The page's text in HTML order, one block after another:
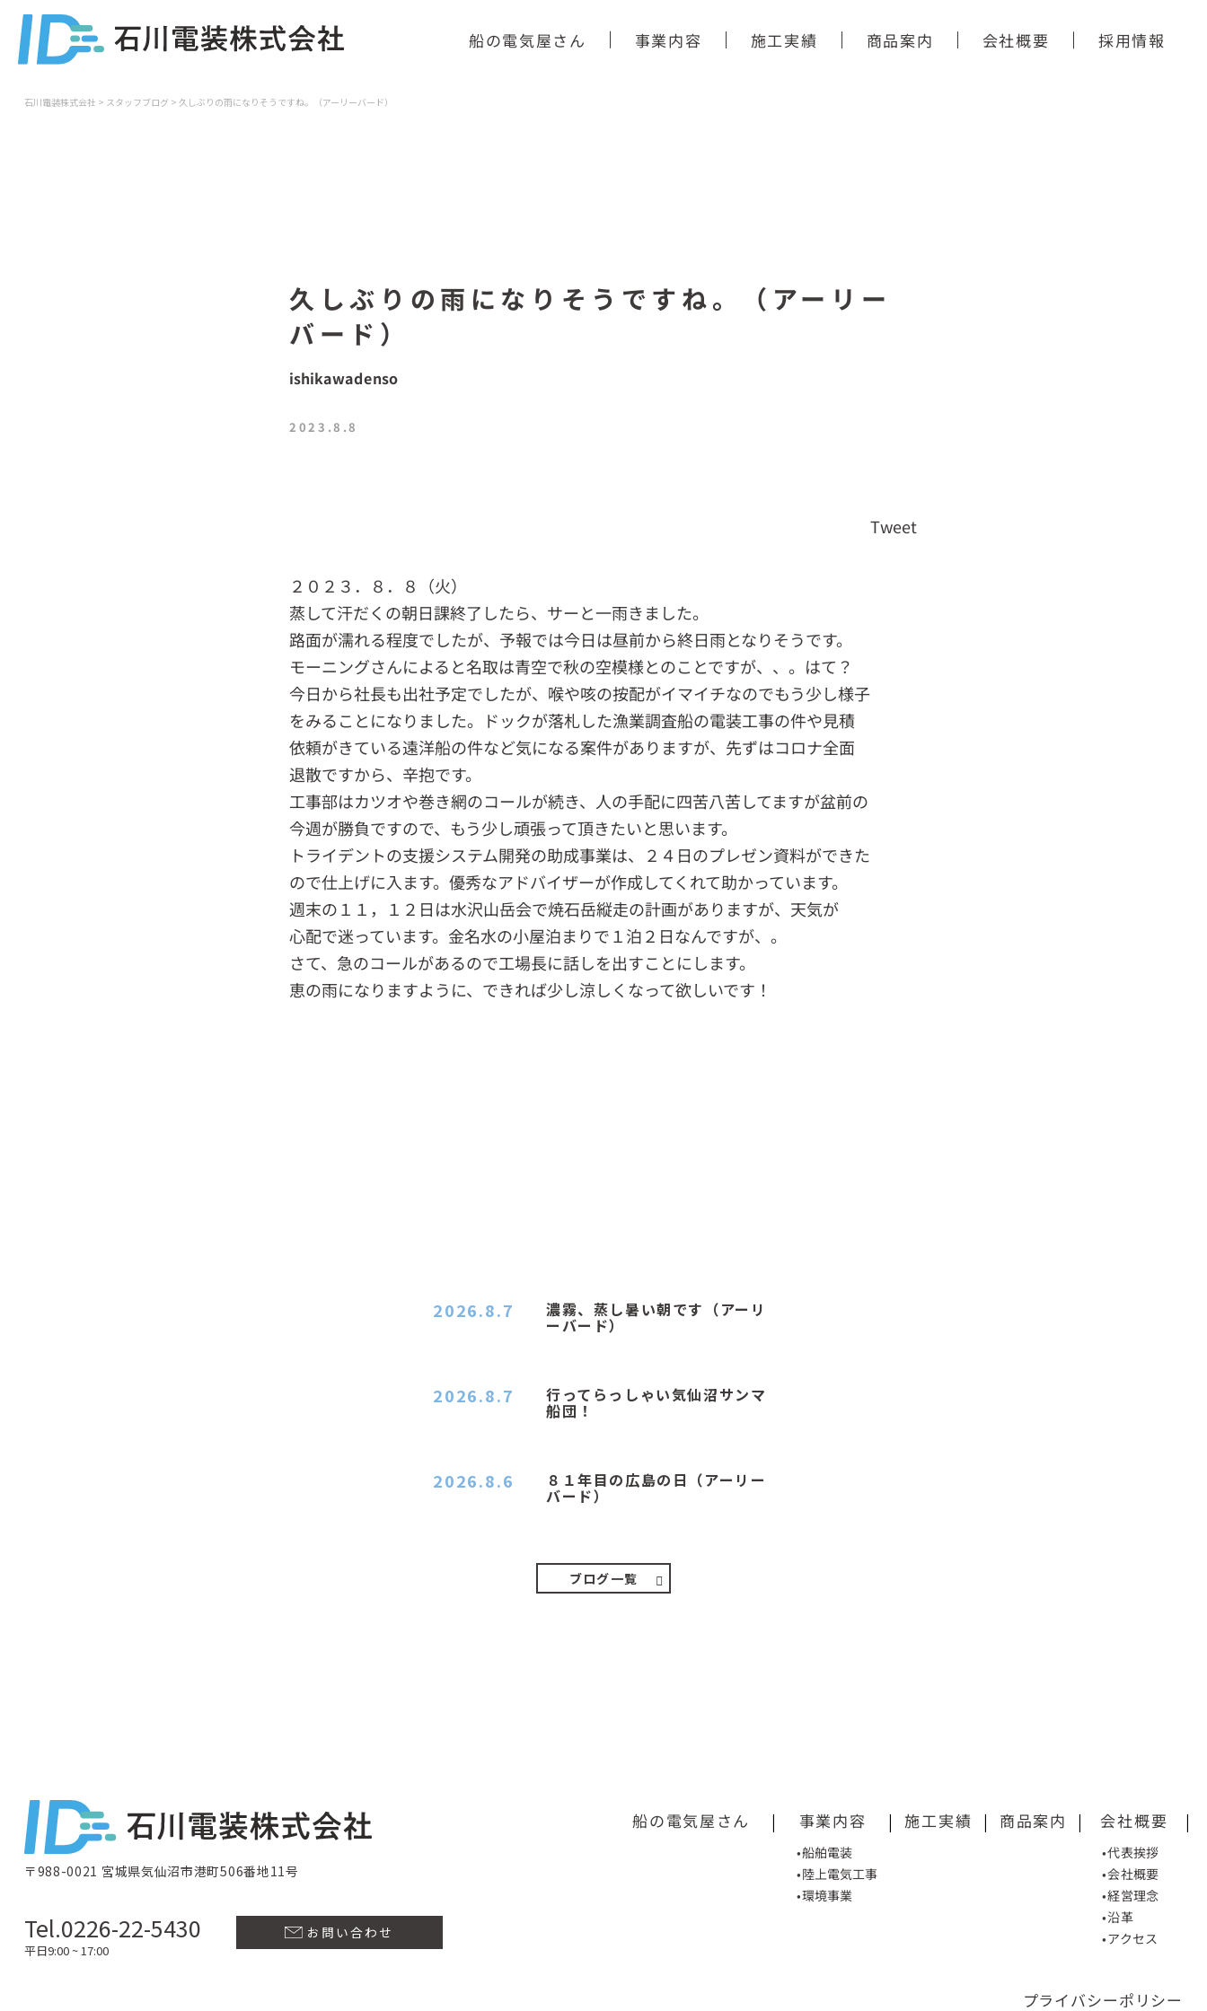
船の電気屋さん 事業内容 施工実績 商品案内 会社概要 採用情報
石川電装株式会社 > スタッフブログ > 久しぶりの雨になりそうですね。（アーリーバード）
久しぶりの雨になりそうですね。（アーリー
バード）
ishikawadenso
2023.8.8
Tweet
２０２３．８．８（火）
蒸して汗だくの朝日課終了したら、サーと一雨きました。
路面が濡れる程度でしたが、予報では今日は昼前から終日雨となりそうです。
モーニングさんによると名取は青空で秋の空模様とのことですが、、。はて？
今日から社長も出社予定でしたが、喉や咳の按配がイマイチなのでもう少し様子
をみることになりました。ドックが落札した漁業調査船の電装工事の件や見積
依頼がきている遠洋船の件など気になる案件がありますが、先ずはコロナ全面
退散ですから、辛抱です。
工事部はカツオや巻き網のコールが続き、人の手配に四苦八苦してますが盆前の
今週が勝負ですので、もう少し頑張って頂きたいと思います。
トライデントの支援システム開発の助成事業は、２４日のプレゼン資料ができた
ので仕上げに入ます。優秀なアドバイザーが作成してくれて助かっています。
週末の１１，１２日は水沢山岳会で焼石岳縦走の計画がありますが、天気が
心配で迷っています。金名水の小屋泊まりで１泊２日なんですが、。
さて、急のコールがあるので工場長に話しを出すことにします。
恵の雨になりますように、できれば少し涼しくなって欲しいです！
濃霧、蒸し暑い朝です（アーリ
ーバード）
2026.8.7
行ってらっしゃい気仙沼サンマ
船団！
2026.8.7
８１年目の広島の日（アーリー
バード）
2026.8.6
ブログ一覧
〒988-0021 宮城県気仙沼市港町506番地11号
Tel.0226-22-5430
平日9:00 ~ 17:00
お問い合わせ
船の電気屋さん | 事業内容
•船舶電装
•陸上電気工事
•環境事業
| 施工実績 | 商品案内 | 会社概要
•代表挨拶
•会社概要
•経営理念
•沿革
•アクセス
|
プライバシーポリシー